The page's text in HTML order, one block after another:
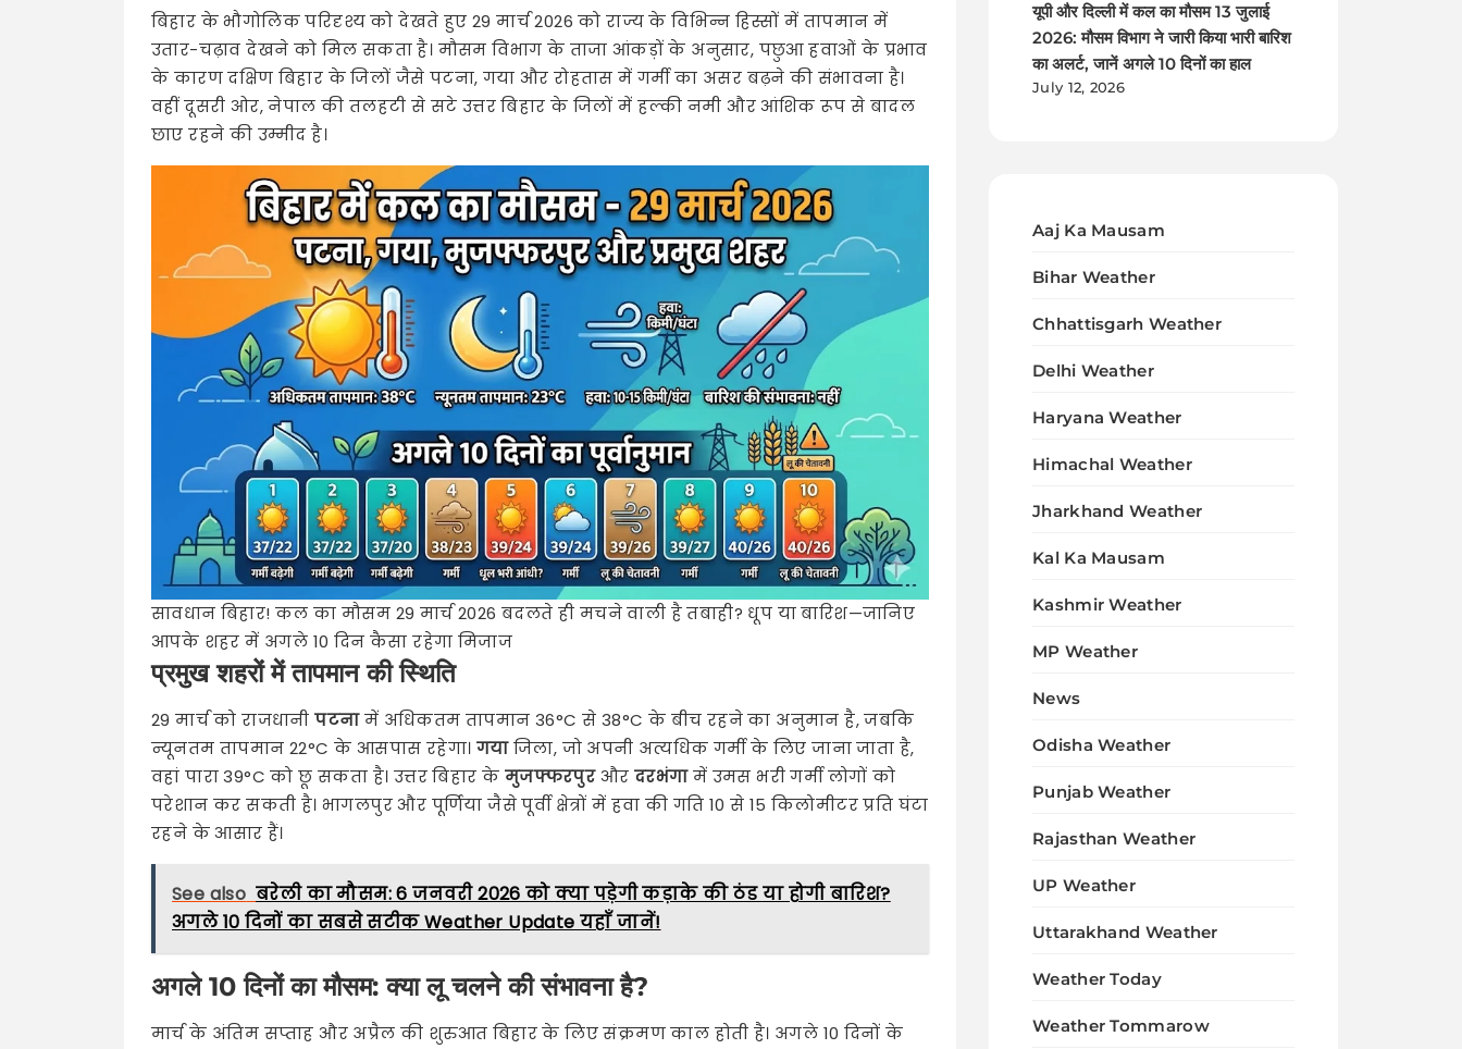
बिहार के भौगोलिक परिदृश्य को देखते हुए 29 मार्च 2026 को राज्य के विभिन्न हिस्सों में तापमान में
उतार-चढ़ाव देखने को मिल सकता है। मौसम विभाग के ताजा आंकड़ों के अनुसार, पछुआ हवाओं के प्रभाव
के कारण दक्षिण बिहार के जिलों जैसे पटना, गया और रोहतास में गर्मी का असर बढ़ने की संभावना है।
वहीं दूसरी ओर, नेपाल की तलहटी से सटे उत्तर बिहार के जिलों में हल्की नमी और आंशिक रूप से बादल
छाए रहने की उम्मीद है।
सावधान बिहार! कल का मौसम 29 मार्च 2026 बदलते ही मचने वाली है तबाही? धूप या बारिश—जानिए
आपके शहर में अगले 10 दिन कैसा रहेगा मिजाज
प्रमुख शहरों में तापमान की स्थिति
29 मार्च को राजधानीपटनामें अधिकतम तापमान 36°C से 38°C के बीच रहने का अनुमान है, जबकि
न्यूनतम तापमान 22°C के आसपास रहेगा। गयाजिला, जो अपनी अत्यधिक गर्मी के लिए जाना जाता है,
वहां पारा 39°C को छू सकता है। उत्तर बिहार के मुजफ्फरपुरऔर दरभंगामें उमस भरी गर्मी लोगों को
परेशान कर सकती है। भागलपुर और पूर्णिया जैसे पूर्वी क्षेत्रों में हवा की गति 10 से 15 किलोमीटर प्रति घंटा
रहने के आसार हैं।
See also बरेली का मौसम: 6 जनवरी 2026 को क्या पड़ेगी कड़ाके की ठंड या होगी बारिश?
अगले 10 दिनों का सबसे सटीक Weather Update यहाँ जानें!
अगले 10 दिनों का मौसम: क्या लू चलने की संभावना है?
मार्च के अंतिम सप्ताह और अप्रैल की शुरुआत बिहार के लिए संक्रमण काल होती है। अगले 10 दिनों के
यूपी और दिल्ली में कल का मौसम 13 जुलाई
2026: मौसम विभाग ने जारी किया भारी बारिश
का अलर्ट, जानें अगले 10 दिनों का हाल
July 12, 2026
Aaj Ka Mausam
Bihar Weather
Chhattisgarh Weather
Delhi Weather
Haryana Weather
Himachal Weather
Jharkhand Weather
Kal Ka Mausam
Kashmir Weather
MP Weather
News
Odisha Weather
Punjab Weather
Rajasthan Weather
UP Weather
Uttarakhand Weather
Weather Today
Weather Tommarow